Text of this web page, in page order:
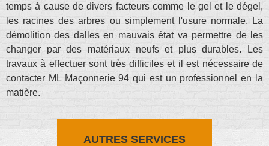
temps à cause de divers facteurs comme le gel et le dégel,
les racines des arbres ou simplement l'usure normale. La
démolition des dalles en mauvais état va permettre de les
changer par des matériaux neufs et plus durables. Les
travaux à effectuer sont très difficiles et il est nécessaire de
contacter ML Maçonnerie 94 qui est un professionnel en la
matière.
AUTRES SERVICES